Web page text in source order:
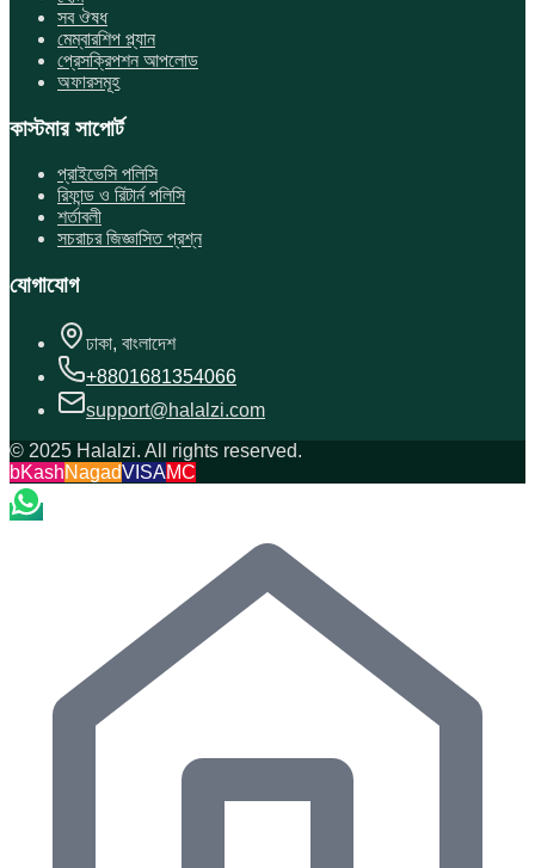
সব ঔষধ
মেম্বারশিপ প্ল্যান
প্রেসক্রিপশন আপলোড
অফারসমূহ
কাস্টমার সাপোর্ট
প্রাইভেসি পলিসি
রিফান্ড ও রিটার্ন পলিসি
শর্তাবলী
সচরাচর জিজ্ঞাসিত প্রশ্ন
যোগাযোগ
ঢাকা, বাংলাদেশ
+8801681354066
support@halalzi.com
© 2025 Halalzi. All rights reserved.
bKashNagadVISAMC